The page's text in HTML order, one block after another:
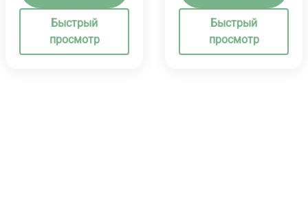
Быстрый
просмотр
Быстрый
просмотр